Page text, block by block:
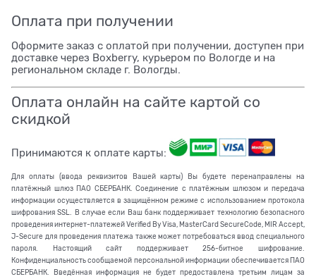
Оплата при получении
Оформите заказ с оплатой при получении, доступен при
доставке через Boxberry, курьером по Вологде и на
региональном складе г. Вологды.
Оплата онлайн на сайте картой со
скидкой
Принимаются к оплате карты:
Для оплаты (ввода реквизитов Вашей карты) Вы будете перенаправлены на
платёжный шлюз ПАО СБЕРБАНК. Соединение с платёжным шлюзом и передача
информации осуществляется в защищённом режиме с использованием протокола
шифрования SSL. В случае если Ваш банк поддерживает технологию безопасного
проведения интернет-платежей Verified By Visa, MasterCard SecureCode, MIR Accept,
J-Secure для проведения платежа также может потребоваться ввод специального
пароля. Настоящий сайт поддерживает 256-битное шифрование.
Конфиденциальность сообщаемой персональной информации обеспечивается ПАО
СБЕРБАНК. Введённая информация не будет предоставлена третьим лицам за